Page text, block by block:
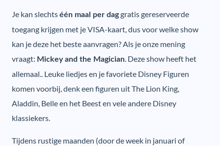
Je kan slechtséén maal per daggratis gereserveerde
toegang krijgen met je VISA-kaart, dus voor welke show
kan je deze het beste aanvragen? Als je onze mening
vraagt: Mickey and the Magician. Deze show heeft het
allemaal.. Leuke liedjes en je favoriete Disney Figuren
komen voorbij, denk een figuren uit The Lion King,
Aladdin, Belle en het Beest en vele andere Disney
klassiekers.
Tijdens rustige maanden (door de week in januari of